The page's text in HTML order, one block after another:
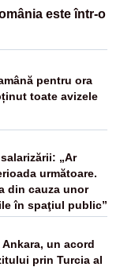
este într-o
pentru ora
toate avizele
„Ar
următoare.
din cauza unor
în spaţiul public”
Ankara, un acord
prin Turcia al